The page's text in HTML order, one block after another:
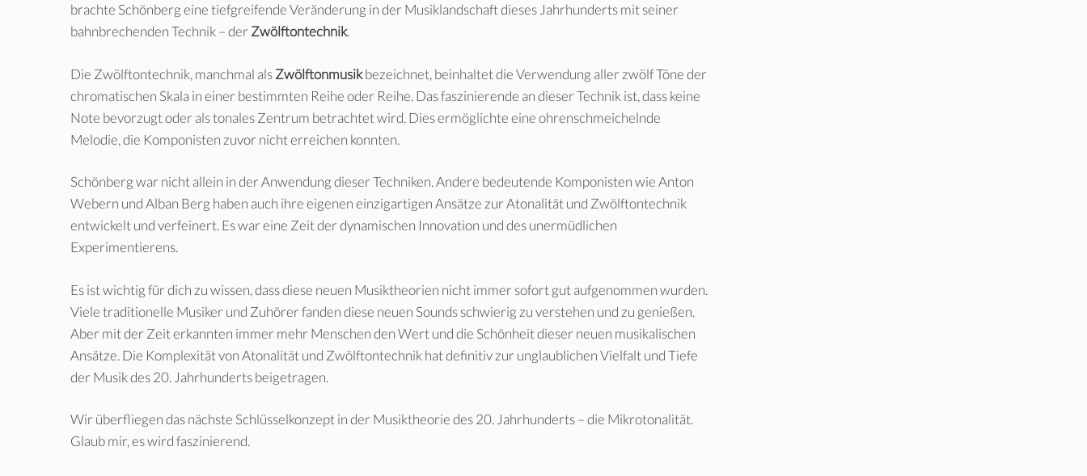
brachte Schönberg eine tiefgreifende Veränderung in der Musiklandschaft dieses Jahrhunderts mit seiner
bahnbrechenden Technik – der Zwölftontechnik.
Die Zwölftontechnik, manchmal alsZwölftonmusikbezeichnet, beinhaltet die Verwendung aller zwölf Töne der
chromatischen Skala in einer bestimmten Reihe oder Reihe. Das faszinierende an dieser Technik ist, dass keine
Note bevorzugt oder als tonales Zentrum betrachtet wird. Dies ermöglichte eine ohrenschmeichelnde
Melodie, die Komponisten zuvor nicht erreichen konnten.
Schönberg war nicht allein in der Anwendung dieser Techniken. Andere bedeutende Komponisten wie Anton
Webern und Alban Berg haben auch ihre eigenen einzigartigen Ansätze zur Atonalität und Zwölftontechnik
entwickelt und verfeinert. Es war eine Zeit der dynamischen Innovation und des unermüdlichen
Experimentierens.
Es ist wichtig für dich zu wissen, dass diese neuen Musiktheorien nicht immer sofort gut aufgenommen wurden.
Viele traditionelle Musiker und Zuhörer fanden diese neuen Sounds schwierig zu verstehen und zu genießen.
Aber mit der Zeit erkannten immer mehr Menschen den Wert und die Schönheit dieser neuen musikalischen
Ansätze. Die Komplexität von Atonalität und Zwölftontechnik hat definitiv zur unglaublichen Vielfalt und Tiefe
der Musik des 20. Jahrhunderts beigetragen.
Wir überfliegen das nächste Schlüsselkonzept in der Musiktheorie des 20. Jahrhunderts – die Mikrotonalität.
Glaub mir, es wird faszinierend.